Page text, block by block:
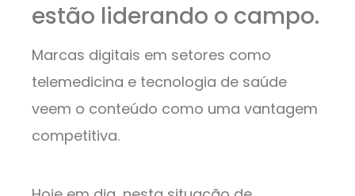
estão liderando o campo.
Marcas digitais em setores como
telemedicina e tecnologia de saúde
veem o conteúdo como uma vantagem
competitiva.